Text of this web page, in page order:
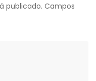
publicado. Campos